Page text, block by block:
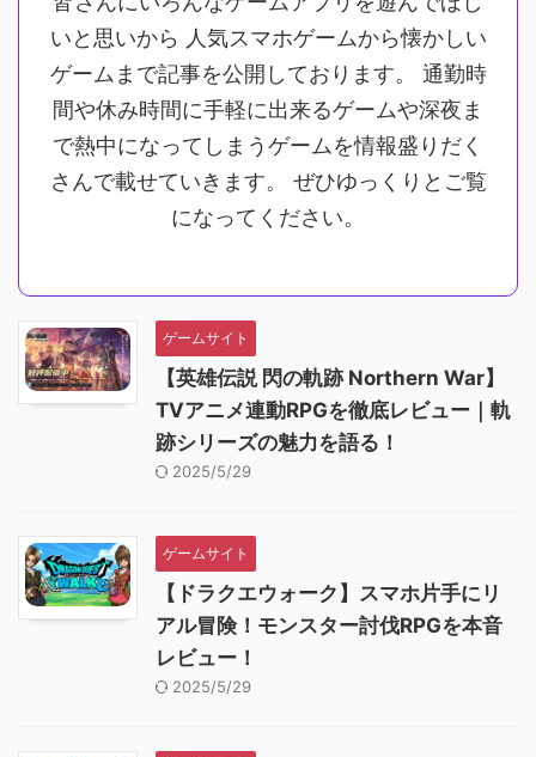
いと思いから 人気スマホゲームから懐かしい
ゲームまで記事を公開しております。 通勤時
間や休み時間に手軽に出来るゲームや深夜ま
で熱中になってしまうゲームを情報盛りだく
さんで載せていきます。 ぜひゆっくりとご覧
になってください。
ゲームサイト
【英雄伝説 閃の軌跡 Northern War】
TVアニメ連動RPGを徹底レビュー｜軌
跡シリーズの魅力を語る！
2025/5/29
ゲームサイト
【ドラクエウォーク】スマホ片手にリ
アル冒険！モンスター討伐RPGを本音
レビュー！
2025/5/29